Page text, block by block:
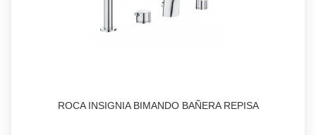
ROCA INSIGNIA BIMANDO BAÑERA REPISA